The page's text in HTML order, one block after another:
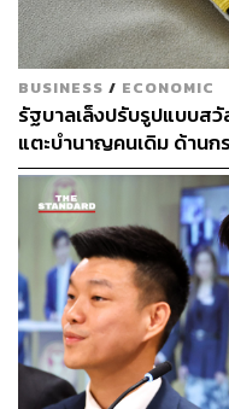
BUSINESS / ECONOMIC
รัฐบาลเล็งปรับรูปแบบสวั
แตะบำนาญคนเดิม ด้าน
กฎหมายสิทธิรักษาพยาบ